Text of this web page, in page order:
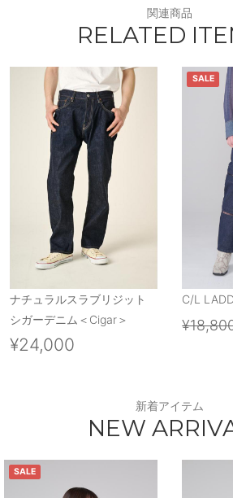
関連商品
RELATED
ナチュラルスラブリジット
シガーデニム＜Cigar＞
¥24,000
SALE
C/L
新着アイテム
NEW
SALE